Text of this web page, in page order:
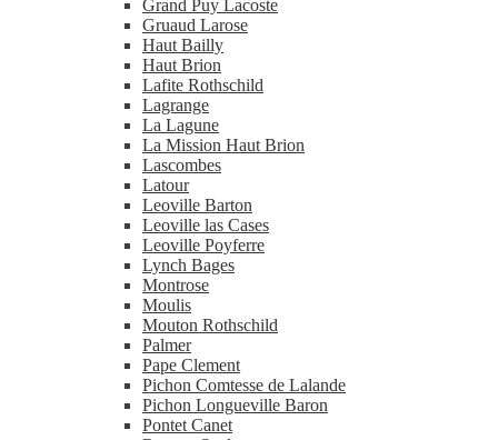
Grand Puy Lacoste
Gruaud Larose
Haut Bailly
Haut Brion
Lafite Rothschild
Lagrange
La Lagune
La Mission Haut Brion
Lascombes
Latour
Leoville Barton
Leoville las Cases
Leoville Poyferre
Lynch Bages
Montrose
Moulis
Mouton Rothschild
Palmer
Pape Clement
Pichon Comtesse de Lalande
Pichon Longueville Baron
Pontet Canet